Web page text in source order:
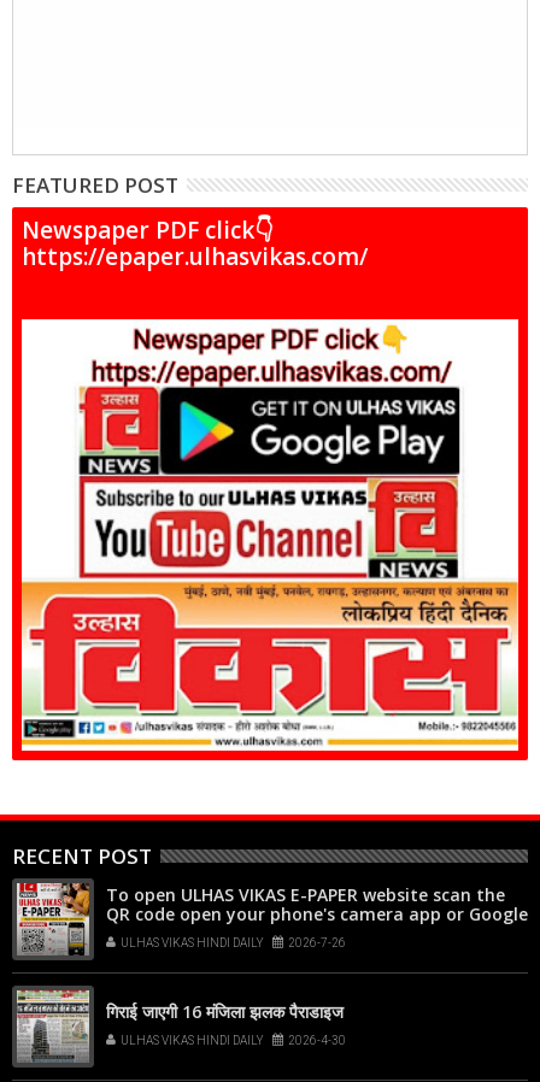
FEATURED POST
Newspaper PDF click👇
https://epaper.ulhasvikas.com/
RECENT POST
To open ULHAS VIKAS E-PAPER website scan the
QR code open your phone's camera app or Google
Lens, point it at the code, and tap the web link
popup that appears on your screen
ULHAS VIKAS HINDI DAILY 2026-7-26
गिराई जाएगी 16 मंजिला झलक पैराडाइज
ULHAS VIKAS HINDI DAILY 2026-4-30